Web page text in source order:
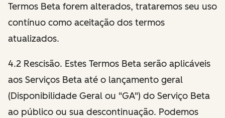
Termos Beta forem alterados, trataremos seu uso
contínuo como aceitação dos termos
atualizados.
4.2 Rescisão. Estes Termos Beta serão aplicáveis
aos Serviços Beta até o lançamento geral
(Disponibilidade Geral ou "GA") do Serviço Beta
ao público ou sua descontinuação. Podemos